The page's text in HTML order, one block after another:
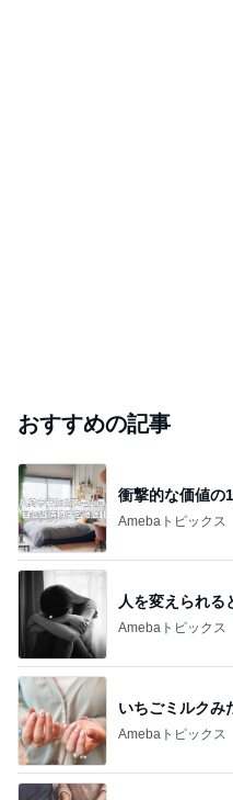
おすすめの記事
衝撃的な価値の
Amebaトピックス
人を変えられる
Amebaトピックス
いちごミルクみ
Amebaトピックス